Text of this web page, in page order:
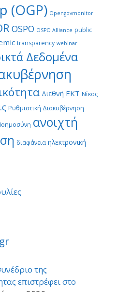
(OGP) Opengovmonitor
OSPO OSPO Alliance public
transparency webinar
Δεδομένα
Διεθνή ΕΚΤ Νίκος
Ρυθμιστική Διακυβέρνηση
ανοιχτή
διαφάνεια ηλεκτρονική
της
επιστρέφει στο